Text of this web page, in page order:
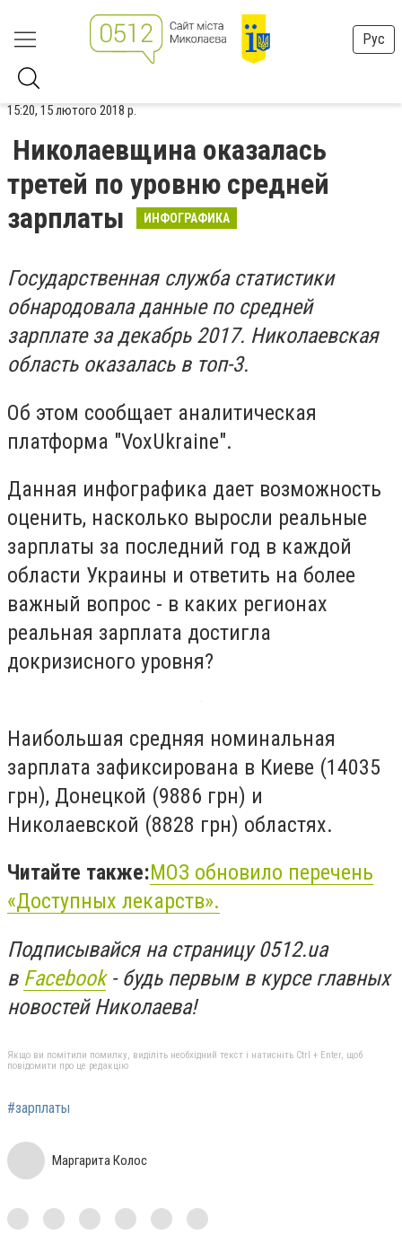
Рус
15:20, 15 лютого 2018 р.
Николаевщина оказалась
третей по уровню средней
зарплаты
ИНФОГРАФИКА
Государственная служба статистики
обнародовала данные по средней
зарплате за декабрь 2017. Николаевская
область оказалась в топ-3.
Об этом сообщает аналитическая
платформа "VoxUkraine".
Данная инфографика дает возможность
оценить, насколько выросли реальные
зарплаты за последний год в каждой
области Украины и ответить на более
важный вопрос - в каких регионах
реальная зарплата достигла
докризисного уровня?
Наибольшая средняя номинальная
зарплата зафиксирована в Киеве (14035
грн), Донецкой (9886 грн) и
Николаевской (8828 грн) областях.
Читайте также:МОЗ обновило перечень
«Доступных лекарств».
Подписывайся на страницу 0512.ua
в Facebook- будь первым в курсе главных
новостей Николаева!
Якщо ви помітили помилку, виділіть необхідний текст і натисніть Ctrl + Enter, щоб
повідомити про це редакцію
#зарплаты
Маргарита Колос